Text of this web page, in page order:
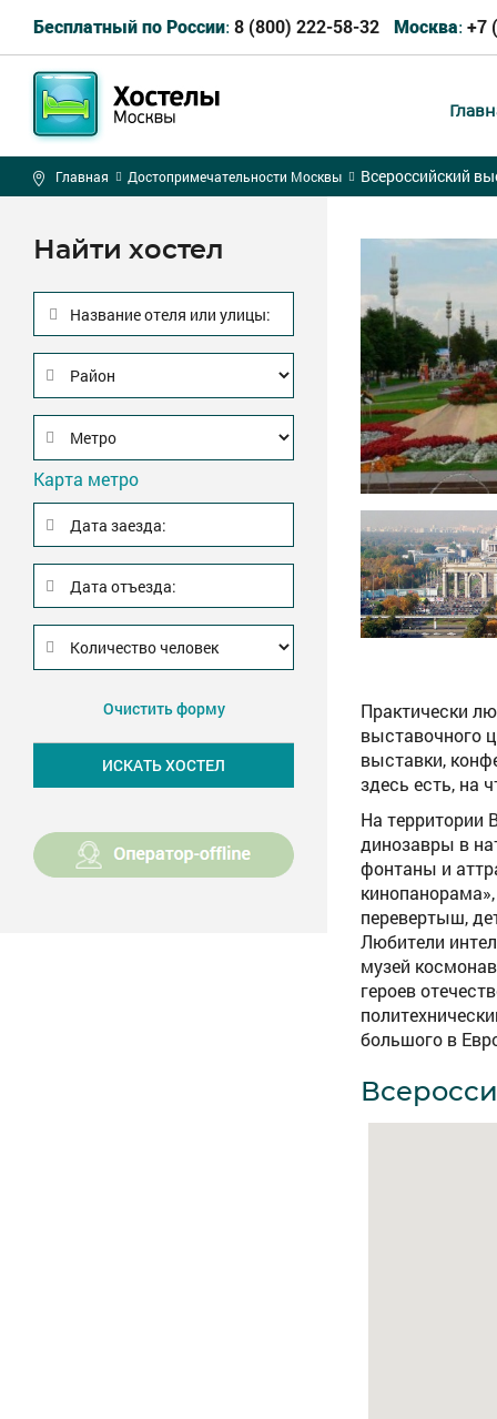
Бесплатный по России: 8 (800) 222-58-32 Москва: +7
Главная Достопримечательности Москвы Всероссийский
Найти хостел
Название отеля или улицы:
Карта метро
Дата заезда:
Дата отъезда:
Очистить форму
Практически
выставочного
выставки,
здесь есть, на
На территории
динозавры в
фонтаны и
перевертыш,
Любители
музей
героев
большого в